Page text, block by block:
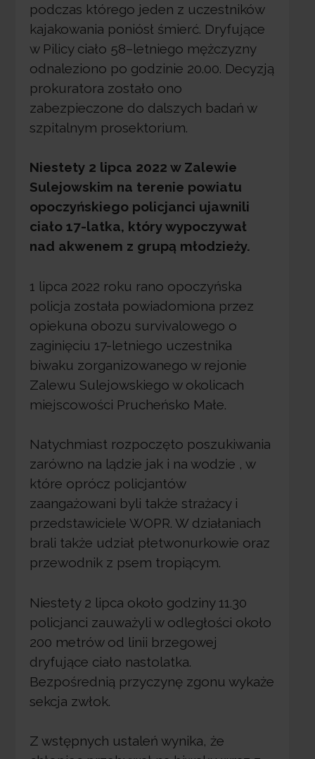
podczas którego jeden z uczestników
kajakowania poniósł śmierć. Dryfujące
w Pilicy ciało 58–letniego mężczyzny
odnaleziono po godzinie 20.00. Decyzją
prokuratora zostało ono
zabezpieczone do dalszych badań w
szpitalnym prosektorium.
Niestety 2 lipca 2022 w Zalewie
Sulejowskim na terenie powiatu
opoczyńskiego policjanci ujawnili
ciało 17-latka, który wypoczywał
nad akwenem z grupą młodzieży.
1 lipca 2022 roku rano opoczyńska
policja została powiadomiona przez
opiekuna obozu survivalowego o
zaginięciu 17-letniego uczestnika
biwaku zorganizowanego w rejonie
Zalewu Sulejowskiego w okolicach
miejscowości Prucheńsko Małe.
Natychmiast rozpoczęto poszukiwania
zarówno na lądzie jak i na wodzie , w
które oprócz policjantów
zaangażowani byli także strażacy i
przedstawiciele WOPR. W działaniach
brali także udział płetwonurkowie oraz
przewodnik z psem tropiącym.
Niestety 2 lipca około godziny 11.30
policjanci zauważyli w odległości około
200 metrów od linii brzegowej
dryfujące ciało nastolatka.
Bezpośrednią przyczynę zgonu wykaże
sekcja zwłok.
Z wstępnych ustaleń wynika, że